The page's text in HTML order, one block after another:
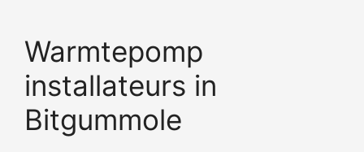
Warmtepomp
installateurs in
Bitgummole